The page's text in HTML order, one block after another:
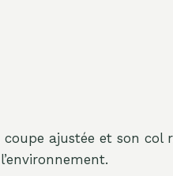
ajustée et son col